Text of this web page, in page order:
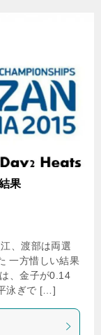
果
、渡部は両選
一方惜しい結果
、金子が0.14
泳ぎで […]